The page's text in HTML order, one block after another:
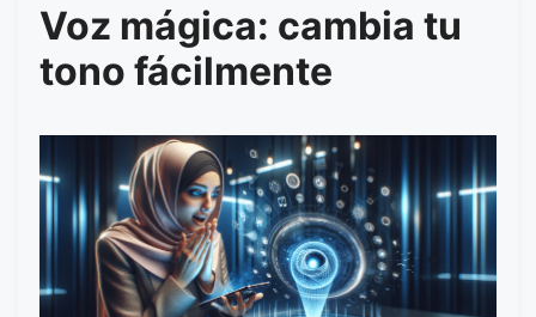
Voz mágica: cambia tu
tono fácilmente